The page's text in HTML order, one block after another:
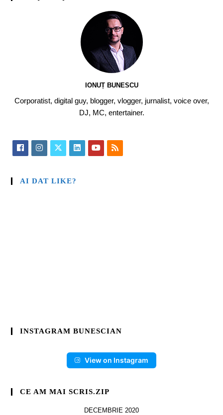
IONUȚ BUNESCU
Corporatist, digital guy, blogger, vlogger, jurnalist, voice over,
DJ, MC, entertainer.
AI DAT LIKE?
INSTAGRAM BUNESCIAN
View on Instagram
CE AM MAI SCRIS.ZIP
DECEMBRIE 2020